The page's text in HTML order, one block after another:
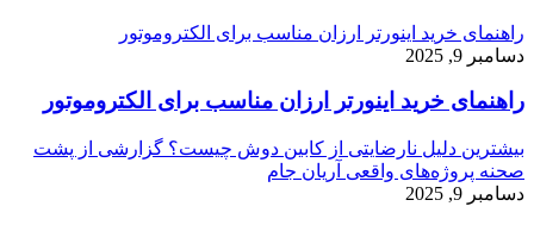
راهنمای خرید اینورتر ارزان مناسب برای الکتروموتور
دسامبر 9, 2025
راهنمای خرید اینورتر ارزان مناسب برای الکتروموتور
بیشترین دلیل نارضایتی از کابین دوش چیست؟ گزارشی از پشت
صحنه پروژه‌های واقعی آریان جام
دسامبر 9, 2025